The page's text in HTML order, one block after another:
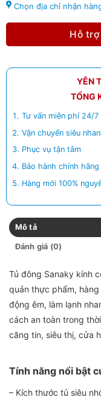
Chọn địa chỉ nhận
Hỗ
YÊN
TỔNG
Tư vấn miễn phí 24/7
Vận chuyển siêu
Phục vụ tận tâm
Bảo hành chính
Hàng mới 100%
Mô tả
Đánh giá (0)
Tủ đông Sanaky kính
quản thực phẩm,
động êm, làm lạnh
cách an toàn trong
căng tin, siêu thị, cửa
Tính năng nổi bật
– Kích thước tủ siêu